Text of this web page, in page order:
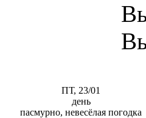
ПТ, 23/01
день
пасмурно, невесёлая погодка